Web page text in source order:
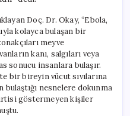
Doç. Dr. Okay, “Ebola,
kolayca bulaşan bir
meyve
kanı, salgıları veya
sonucu insanlara bulaşır.
bir bireyin vücut sıvılarına
bulaştığı nesnelere dokunma
göstermeyen kişiler